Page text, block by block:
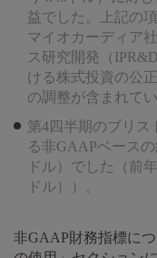
益でした。上記の
マイオカーディア
ス研究開発（
ける株式投資の公
の調整が含まれてい
第4四半期のブリス
る非GAAPベース
ドル）でした（前
ドル））。
非GAAP財務指標に